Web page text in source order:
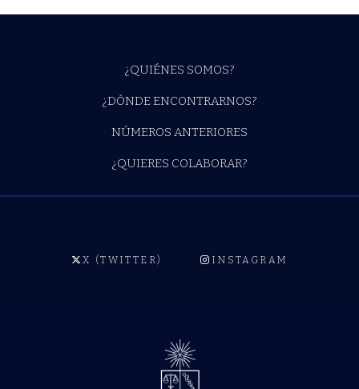
¿QUIÉNES SOMOS?
¿DÓNDE ENCONTRARNOS?
NÚMEROS ANTERIORES
¿QUIERES COLABORAR?
X (TWITTER) INSTAGRAM